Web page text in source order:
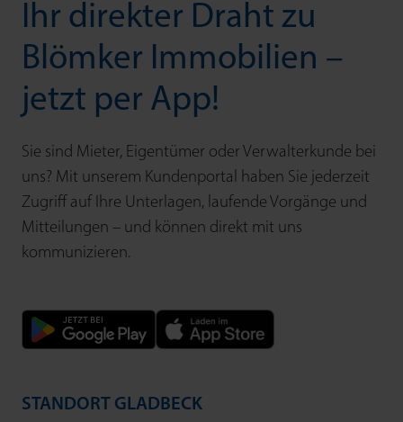
Ihr direkter Draht zu
Blömker Immobilien –
jetzt per App!
Sie sind Mieter, Eigentümer oder Verwalterkunde bei
uns? Mit unserem Kundenportal haben Sie jederzeit
Zugriff auf Ihre Unterlagen, laufende Vorgänge und
Mitteilungen – und können direkt mit uns
kommunizieren.
STANDORT GLADBECK